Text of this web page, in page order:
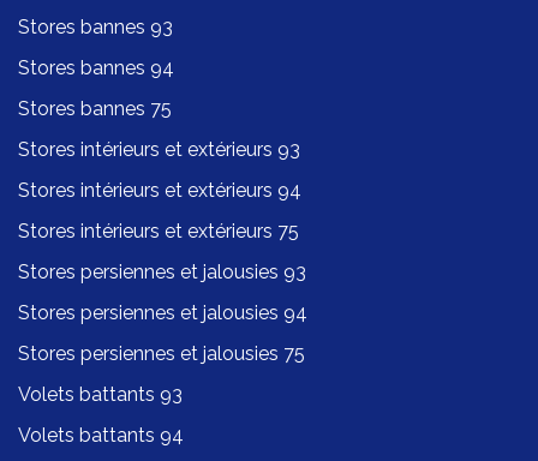
Stores bannes 93
Stores bannes 94
Stores bannes 75
Stores intérieurs et extérieurs 93
Stores intérieurs et extérieurs 94
Stores intérieurs et extérieurs 75
Stores persiennes et jalousies 93
Stores persiennes et jalousies 94
Stores persiennes et jalousies 75
Volets battants 93
Volets battants 94